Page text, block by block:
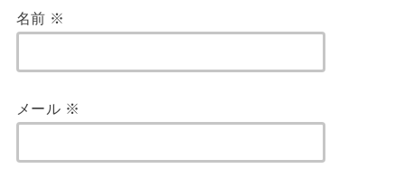
名前 ※
メール ※